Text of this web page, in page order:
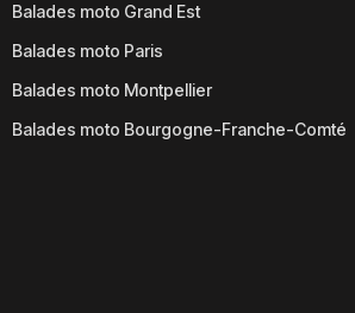
Balades moto Grand Est
Balades moto Paris
Balades moto Montpellier
Balades moto Bourgogne-Franche-Comté